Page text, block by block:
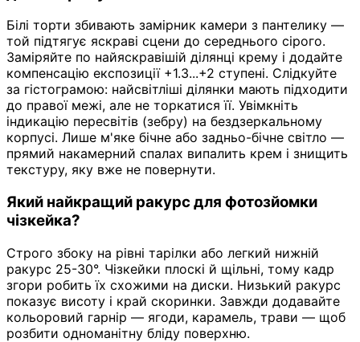
Білі торти збивають замірник камери з пантелику —
той підтягує яскраві сцени до середнього сірого.
Заміряйте по найяскравішій ділянці крему і додайте
компенсацію експозиції +1.3...+2 ступені. Слідкуйте
за гістограмою: найсвітліші ділянки мають підходити
до правої межі, але не торкатися її. Увімкніть
індикацію пересвітів (зебру) на бездзеркальному
корпусі. Лише м'яке бічне або задньо-бічне світло —
прямий накамерний спалах випалить крем і знищить
текстуру, яку вже не повернути.
Який найкращий ракурс для фотозйомки
чізкейка?
Строго збоку на рівні тарілки або легкий нижній
ракурс 25-30°. Чізкейки плоскі й щільні, тому кадр
згори робить їх схожими на диски. Низький ракурс
показує висоту і край скоринки. Завжди додавайте
кольоровий гарнір — ягоди, карамель, трави — щоб
розбити одноманітну бліду поверхню.